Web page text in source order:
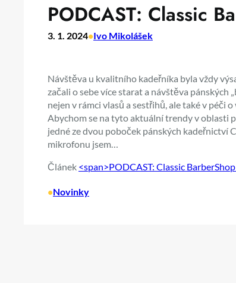
PODCAST: Classic
3. 1. 2024•Ivo Mikolášek
Návštěva u kvalitního kadeřníka byla vždy
začali o sebe více starat a návštěva pánských
nejen v rámci vlasů a sestřihů, ale také v péči
Abychom se na tyto aktuální trendy v oblasti
jedné ze dvou poboček pánských kadeřnictví
mikrofonu jsem…
Článek <span>PODCAST: Classic
•Novinky